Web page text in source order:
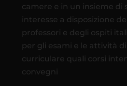
camere e in un insieme di
interesse a disposizione
professori e degli ospiti
per gli esami e le attività
curriculare quali corsi
convegni